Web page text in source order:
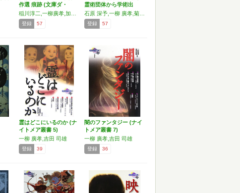
作選 痕跡 (文庫ダ・
ヴ…
登録 57
霊術団体から学術出
版…
登録 57
霊はどこにいるのか (ナ
イトメア叢書 5)
一柳 廣孝,吉田 司雄
登録 39
闇のファンタジー (ナイ
トメア叢書 7)
一柳 廣孝,吉田 司雄
登録 36